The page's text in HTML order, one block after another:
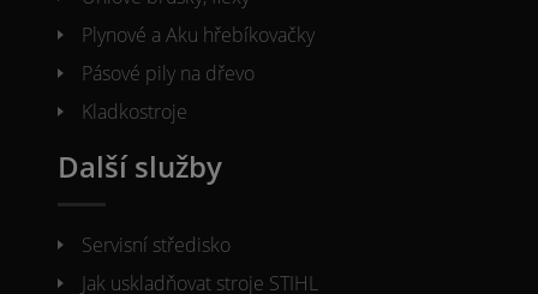
Plynové a Aku hřebíkovačky
Pásové pily na dřevo
Kladkostroje
Další služby
Servisní středisko
Jak uskladňovat stroje STIHL